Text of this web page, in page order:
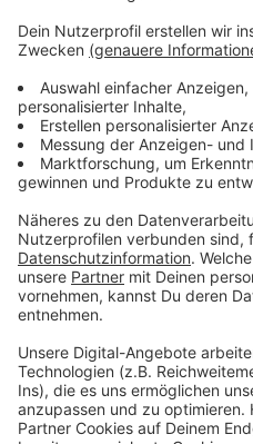
Wir
Zustimmung,
Video-
Wir verwenden
Drittanbieters,
einzubetten.
Daten zu
sammeln.
Details durch
Nutzung des
Mehr
KALEO - Break My Baby
Anzeige